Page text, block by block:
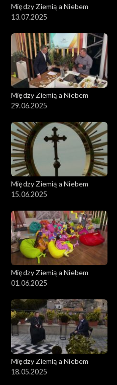
Między Ziemią a Niebem
13.07.2025
Między Ziemią a Niebem
29.06.2025
Między Ziemią a Niebem
15.06.2025
Między Ziemią a Niebem
01.06.2025
Między Ziemią a Niebem
18.05.2025